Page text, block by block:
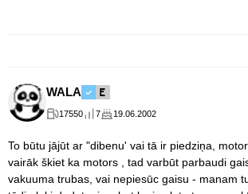
WALA
17550 7 19.06.2002
To būtu jājūt ar "dibenu' vai tā ir piedziņa,
vairāk škiet ka motors , tad varbūt parbaudi
vakuuma trubas, vai nepiesūc gaisu - manam